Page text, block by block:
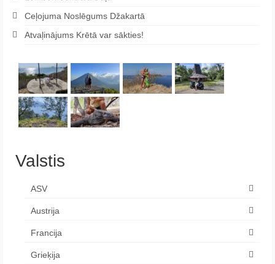
Ceļojuma Noslēgums Džakartā
Atvaļinājums Krētā var sākties!
Valstis
ASV
Austrija
Francija
Grieķija